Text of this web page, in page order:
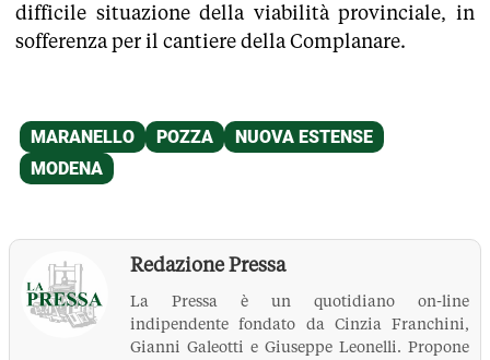
difficile situazione della viabilità provinciale, in
sofferenza per il cantiere della Complanare.
Redazione Pressa
La Pressa è un quotidiano on-line
indipendente fondato da Cinzia Franchini,
Gianni Galeotti e Giuseppe Leonelli. Propone